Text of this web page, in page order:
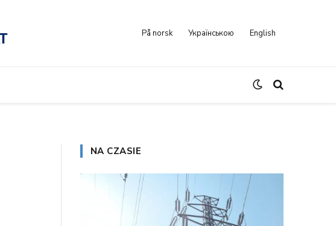
På norsk Українською English
NA CZASIE